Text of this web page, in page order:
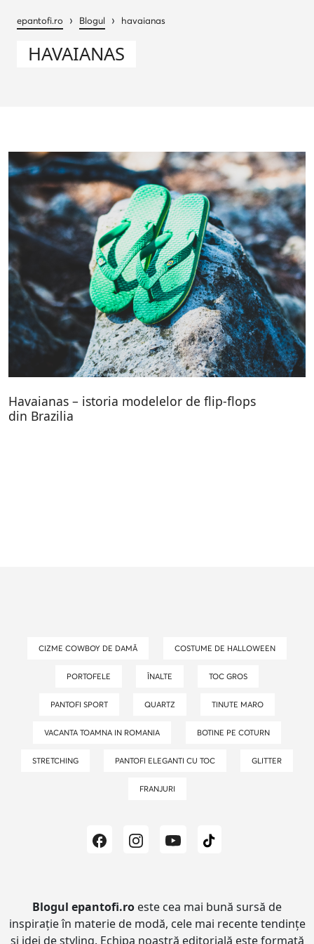
epantofi.ro › Blogul › havaianas
HAVAIANAS
Havaianas – istoria modelelor de flip-flops
din Brazilia
CIZME COWBOY DE DAMĂ COSTUME DE HALLOWEEN
PORTOFELE ÎNALTE TOC GROS
PANTOFI SPORT QUARTZ TINUTE MARO
VACANTA TOAMNA IN ROMANIA BOTINE PE COTURN
STRETCHING PANTOFI ELEGANTI CU TOC GLITTER
FRANJURI
Blogul epantofi.ro este cea mai bună sursă de
inspirație în materie de modă, cele mai recente tendințe
și idei de styling. Echipa noastră editorială este formată